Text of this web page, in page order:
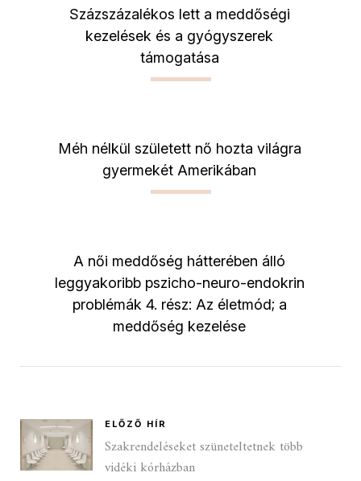
Százszázalékos lett a meddőségi
kezelések és a gyógyszerek
támogatása
Méh nélkül született nő hozta világra
gyermekét Amerikában
A női meddőség hátterében álló
leggyakoribb pszicho-neuro-endokrin
problémák 4. rész: Az életmód; a
meddőség kezelése
ELŐZŐ HÍR
Szakrendeléseket szüneteltetnek több
vidéki kórházban